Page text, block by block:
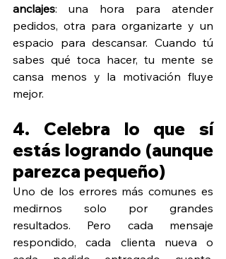
anclajes: una hora para atender
pedidos, otra para organizarte y un
espacio para descansar. Cuando tú
sabes qué toca hacer, tu mente se
cansa menos y la motivación fluye
mejor.
4. Celebra lo que sí
estás logrando (aunque
parezca pequeño)
Uno de los errores más comunes es
medirnos solo por grandes
resultados. Pero cada mensaje
respondido, cada clienta nueva o